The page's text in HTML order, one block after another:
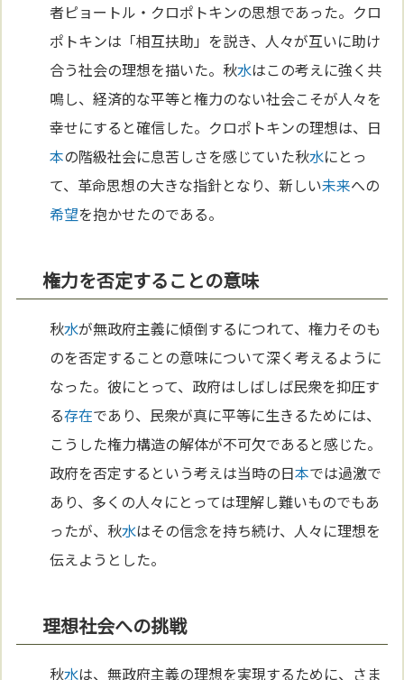
者ピョートル・クロポトキンの思想であった。クロ
ポトキンは「相互扶助」を説き、人々が互いに助け
合う社会の理想を描いた。秋水はこの考えに強く共
鳴し、経済的な平等と権力のない社会こそが人々を
幸せにすると確信した。クロポトキンの理想は、日
本の階級社会に息苦しさを感じていた秋水にとっ
て、革命思想の大きな指針となり、新しい未来への
希望を抱かせたのである。
権力を否定することの意味
秋水が無政府主義に傾倒するにつれて、権力そのも
のを否定することの意味について深く考えるように
なった。彼にとって、政府はしばしば民衆を抑圧す
る存在であり、民衆が真に平等に生きるためには、
こうした権力構造の解体が不可欠であると感じた。
政府を否定するという考えは当時の日本では過激で
あり、多くの人々にとっては理解し難いものでもあ
ったが、秋水はその信念を持ち続け、人々に理想を
伝えようとした。
理想社会への挑戦
秋水は、無政府主義の理想を実現するために、さま